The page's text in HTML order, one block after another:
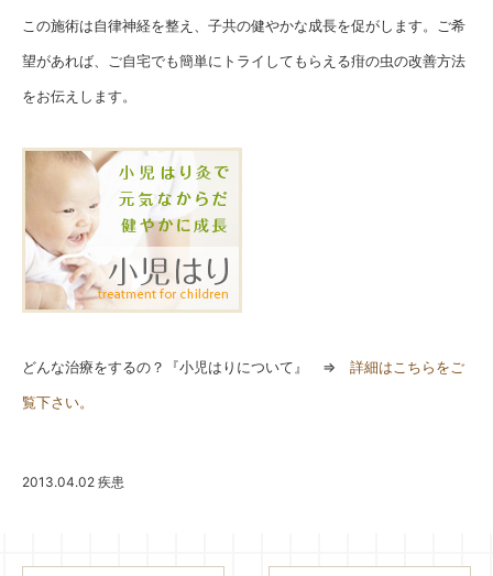
この施術は自律神経を整え、子共の健やかな成長を促がします。ご希
望があれば、ご自宅でも簡単にトライしてもらえる疳の虫の改善方法
をお伝えします。
どんな治療をするの？『小児はりについて』 ⇒ 詳細はこちらをご
覧下さい。
2013.04.02 疾患